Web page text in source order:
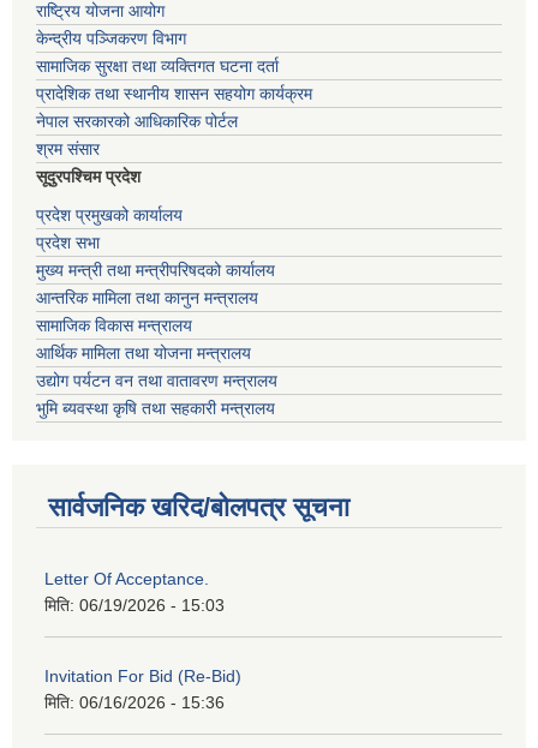
राष्ट्रिय योजना आयोग
केन्द्रीय पञ्जिकरण विभाग
सामाजिक सुरक्षा तथा व्यक्तिगत घटना दर्ता
प्रादेशिक तथा स्थानीय शासन सहयोग कार्यक्रम
नेपाल सरकारको आधिकारिक पोर्टल
श्रम संसार
सूदुरपश्चिम प्रदेश
प्रदेश प्रमुखको कार्यालय
प्रदेश सभा
मुख्य मन्त्री तथा मन्त्रीपरिषदको कार्यालय
आन्तरिक मामिला तथा कानुन मन्त्रालय
सामाजिक विकास मन्त्रालय
आर्थिक मामिला तथा योजना मन्त्रालय
उद्योग पर्यटन वन तथा वातावरण मन्त्रालय
भुमि ब्यवस्था कृषि तथा सहकारी मन्त्रालय
सार्वजनिक खरिद/बोलपत्र सूचना
Letter Of Acceptance.
मिति: 06/19/2026 - 15:03
Invitation For Bid (Re-Bid)
मिति: 06/16/2026 - 15:36